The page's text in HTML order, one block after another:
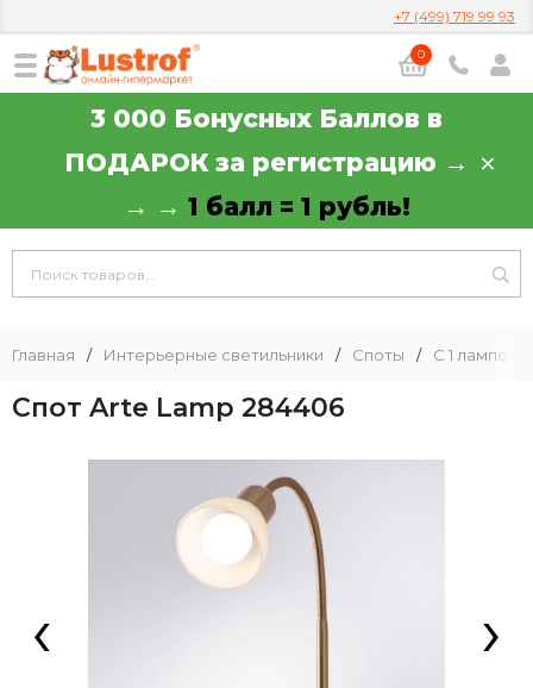
+7 (499) 719 99 93
0
3 000 Бонусных Баллов в
ПОДАРОК за регистрацию →
→ → 1 балл = 1 рубль!
Главная / Интерьерные светильники / Споты / С 1 лампой
Спот Arte Lamp 284406
‹ ›